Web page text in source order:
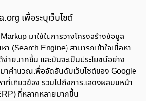
เพื่อระบุเว็บไซต์
มาใช้ในการวางโครงสร้างข้อมูล
า (Search Engine) สามารถเข้าใจเนื้อหา
ง่ายมากขึ้น และมันจะเป็นประโยชน์อย่าง
าคำนวณเพื่อจัดอันดับเว็บไซต์ของ Google
าที่เกี่ยวข้อง รวมไปถึงการแสดงผลบนหน้า
ที่หลากหลายมากขึ้น